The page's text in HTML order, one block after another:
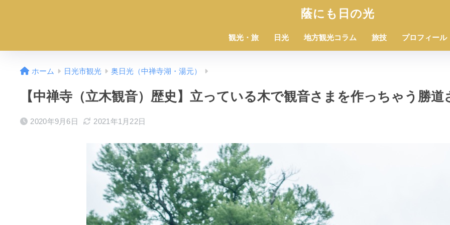
蔭にも日の光
観光・旅 日光 地方観光コラム 旅技 プロフィール
ホーム 日光市観光 奥日光（中禅寺湖・湯元）
【中禅寺（立木観音）歴史】立っている木で観音さまを作っちゃう勝道
2020年9月6日 2021年1月22日